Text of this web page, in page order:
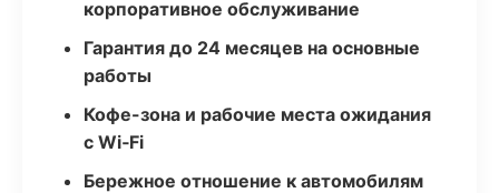
корпоративное обслуживание
Гарантия до 24 месяцев на основные
работы
Кофе-зона и рабочие места ожидания
с Wi‑Fi
Бережное отношение к автомобилям